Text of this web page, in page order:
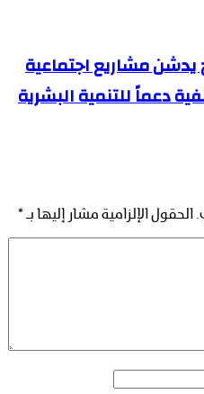
يدشن مشاريع اجتماعية
دعماً للتنمية البشرية
الحقول الإلزامية مشار إليها بـ *